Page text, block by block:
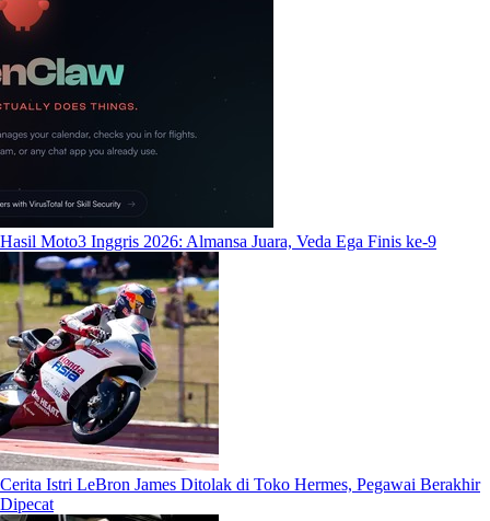
Hasil Moto3 Inggris 2026: Almansa Juara, Veda Ega Finis ke-9
Cerita Istri LeBron James Ditolak di Toko Hermes, Pegawai Berakhir
Dipecat